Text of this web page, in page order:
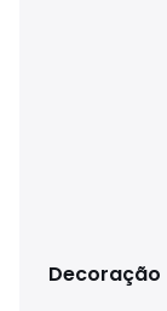
Decoração